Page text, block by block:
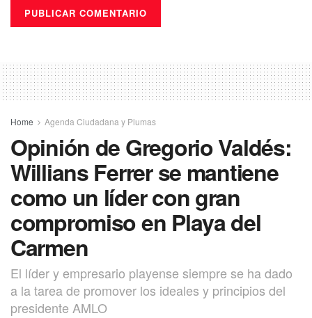
Home Agenda Ciudadana y Plumas
Opinión de Gregorio Valdés:
Willians Ferrer se mantiene
como un líder con gran
compromiso en Playa del
Carmen
El líder y empresario playense siempre se ha dado
a la tarea de promover los ideales y principios del
presidente AMLO